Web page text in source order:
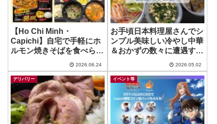
【Ho Chi Minh・
Capichi】自宅で手軽にホ
ルモン焼きそばを食べられ
村屋
2026.06.24
お手頃日本料理屋さんでシ
ンプル美味しい冷やし中華
＆おかずの数々に遭遇する
Tei
2026.05.02
デリバリー イベント等